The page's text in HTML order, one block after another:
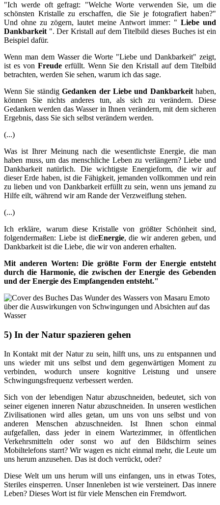
"Ich werde oft gefragt: "Welche Worte verwenden Sie, um die
schönsten Kristalle zu erschaffen, die Sie je fotografiert haben?"
Und ohne zu zögern, lautet meine Antwort immer: " Liebe und
Dankbarkeit ". Der Kristall auf dem Titelbild dieses Buches ist ein
Beispiel dafür.
Wenn man dem Wasser die Worte "Liebe und Dankbarkeit" zeigt,
ist es von Freude erfüllt. Wenn Sie den Kristall auf dem Titelbild
betrachten, werden Sie sehen, warum ich das sage.
Wenn Sie ständigGedanken der Liebe und Dankbarkeithaben,
können Sie nichts anderes tun, als sich zu verändern. Diese
Gedanken werden das Wasser in Ihnen verändern, mit dem sicheren
Ergebnis, dass Sie sich selbst verändern werden.
(...)
Was ist Ihrer Meinung nach die wesentlichste Energie, die man
haben muss, um das menschliche Leben zu verlängern? Liebe und
Dankbarkeit natürlich. Die wichtigste Energieform, die wir auf
dieser Erde haben, ist die Fähigkeit, jemanden vollkommen und rein
zu lieben und von Dankbarkeit erfüllt zu sein, wenn uns jemand zu
Hilfe eilt, während wir am Rande der Verzweiflung stehen.
(...)
Ich erkläre, warum diese Kristalle von größter Schönheit sind,
folgendermaßen: Liebe ist dieEnergie, die wir anderen geben, und
Dankbarkeit ist die Liebe, die wir von anderen erhalten.
Mit anderen Worten: Die größte Form der Energie entsteht
durch die Harmonie, die zwischen der Energie des Gebenden
und der Energie des Empfangenden entsteht."
5) In der Natur spazieren gehen
In Kontakt mit der Natur zu sein, hilft uns, uns zu entspannen und
uns wieder mit uns selbst und dem gegenwärtigen Moment zu
verbinden, wodurch unsere kognitive Leistung und unsere
Schwingungsfrequenz verbessert werden.
Sich von der lebendigen Natur abzuschneiden, bedeutet, sich von
seiner eigenen inneren Natur abzuschneiden. In unseren westlichen
Zivilisationen wird alles getan, um uns von uns selbst und von
anderen Menschen abzuschneiden. Ist Ihnen schon einmal
aufgefallen, dass jeder in einem Wartezimmer, in öffentlichen
Verkehrsmitteln oder sonst wo auf den Bildschirm seines
Mobiltelefons starrt? Wir wagen es nicht einmal mehr, die Leute um
uns herum anzusehen. Das ist doch verrückt, oder?
Diese Welt um uns herum will uns einfangen, uns in etwas Totes,
Steriles einsperren. Unser Innenleben ist wie versteinert. Das innere
Leben? Dieses Wort ist für viele Menschen ein Fremdwort.